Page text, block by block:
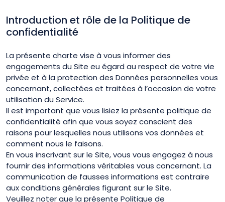
Introduction et rôle de la Politique de
confidentialité
La présente charte vise à vous informer des
engagements du Site eu égard au respect de votre vie
privée et à la protection des Données personnelles vous
concernant, collectées et traitées à l’occasion de votre
utilisation du Service.
Il est important que vous lisiez la présente politique de
confidentialité afin que vous soyez conscient des
raisons pour lesquelles nous utilisons vos données et
comment nous le faisons.
En vous inscrivant sur le Site, vous vous engagez à nous
fournir des informations véritables vous concernant. La
communication de fausses informations est contraire
aux conditions générales figurant sur le Site.
Veuillez noter que la présente Politique de